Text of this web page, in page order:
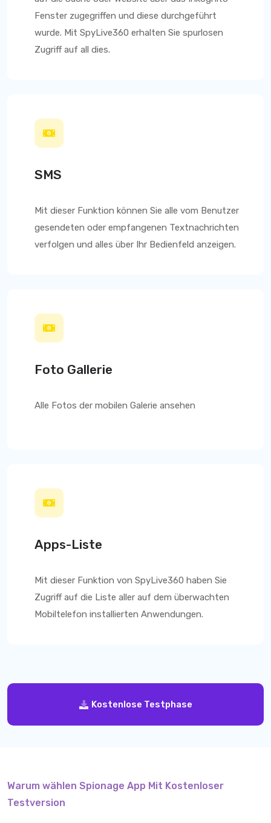
Fenster zugegriffen und diese durchgeführt
wurde. Mit SpyLive360 erhalten Sie spurlosen
Zugriff auf all dies.
SMS
Mit dieser Funktion können Sie alle vom Benutzer
gesendeten oder empfangenen Textnachrichten
verfolgen und alles über Ihr Bedienfeld anzeigen.
Foto Gallerie
Alle Fotos der mobilen Galerie ansehen
Apps-Liste
Mit dieser Funktion von SpyLive360 haben Sie
Zugriff auf die Liste aller auf dem überwachten
Mobiltelefon installierten Anwendungen.
Kostenlose Testphase
Warum wählen Spionage App Mit Kostenloser
Testversion